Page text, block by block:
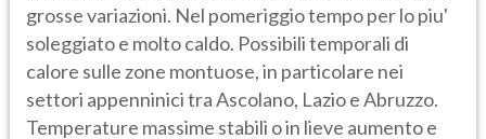
grosse variazioni. Nel pomeriggio tempo per lo piu'
soleggiato e molto caldo. Possibili temporali di
calore sulle zone montuose, in particolare nei
settori appenninici tra Ascolano, Lazio e Abruzzo.
Temperature massime stabili o in lieve aumento e